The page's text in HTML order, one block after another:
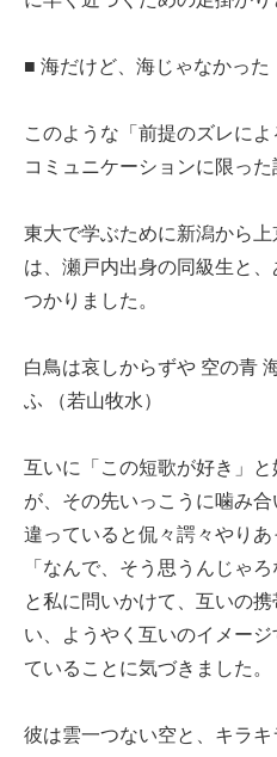
■ 海だけど、海じゃなかった
このような「前提のズレに
コミュニケーションに限った
東大で学ぶために新潟から
は、瀬戸内出身の同級生と
つかりました。
白鳥は哀しからずや 空の青
ふ （若山牧水）
互いに「この短歌が好き」
が、その先いっこうに噛み
違っていると侃々諤々やり
「なんで、そう思うんじゃろ
と私に問いかけて、互いの
い、ようやく互いのイメー
ていることに気づきました。
彼は雲一つない空と、キラ